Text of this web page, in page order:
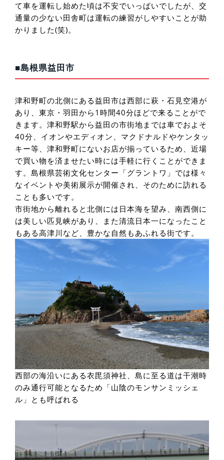
て車を運転し始めた頃は不安でいっぱいでしたが、交
通量の少ない田舎町は運転の練習がしやすいことが助
かりました(笑)。
■島根県益田市
津和野町の北側にある益田市は西部に萩・石見空港が
あり、東京・羽田から1時間40分ほどで来ることがで
きます。津和野駅から益田の市街地までは車でおよそ
40分、イオンやエディオン、マクドナルドやケンタッ
キー等、津和野町にないお店が揃っているため、近場
で買い物を済ませたい時には手軽に行くことができま
す。島根県芸術文化センター「グラントワ」では様々
なイベントや美術展示が開催され、そのために訪れる
ことも多いです。
市街地から離れると北側には日本海を望み、南西側に
は美しい匹見峡があり、また清流日本一になったこと
もある高津川など、豊かな自然もあふれる街です。
西部の海沿いにある衣毘須神社、島に至る道は干潮時
のみ通行可能となるため「山陰のモンサンミッシェ
ル」とも呼ばれる